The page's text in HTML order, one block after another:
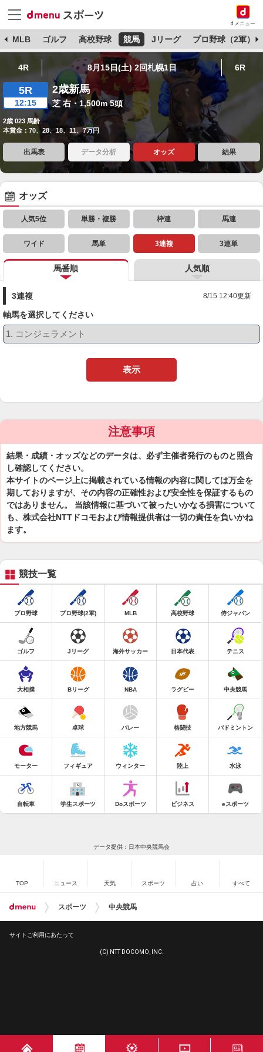
dメニュー
MLB ゴルフ 高校野球 競馬 Jリーグ プロ野球（2軍）
4R 8月15日(土) 2回札幌1日 6R
5R
12:15
2歳新馬
芝 右・1,500m 5頭
2歳 023 馬齢
本賞金：70、28、18、11、7万円
出馬表 データ分析 オッズ 結果
オッズ
人気5位 単勝・複勝 枠連 馬連
ワイド 馬単 3連複 3連単
馬番順 人気順
3連複 8/15 12:40更新
軸馬を選択してください
表示
注意事項
結果・成績・オッズなどのデータは、必ず主催者発行のものと照合
し確認してください。
本サイトのページ上に掲載されている情報の内容に関しては万全を
期しておりますが、その内容の正確性および安全性を保証するもの
ではありません。 当該情報に基づいて被ったいかなる損害について
も、株式会社NTTドコモおよび情報提供者は一切の責任を負いかね
ます。
競技一覧
プロ野球 プロ野球(2軍) MLB 高校野球 侍ジャパン
ゴルフ Jリーグ 海外サッカー 日本代表 テニス
大相撲 Bリーグ NBA ラグビー 中央競馬
地方競馬 卓球 バレー 格闘技 バドミントン
モーター フィギュア ウィンター 陸上 水泳
自転車 学生スポーツ Doスポーツ ビジネス eスポーツ
データ提供：日本中央競馬会
TOP ニュース 天気 スポーツ 占い すべて
スポーツ 中央競馬
サイトご利用にあたって
(C) NTT DOCOMO, INC.